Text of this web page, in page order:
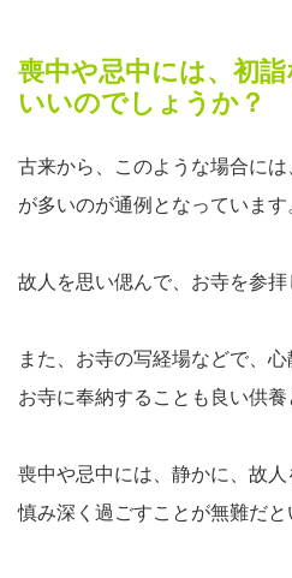
喪中や忌中には、初
いいのでしょうか？
古来から、このような場合に
が多いのが通例となっています
故人を思い偲んで、お寺を参拝
また、お寺の写経場などで、
お寺に奉納することも良い供養
喪中や忌中には、静かに、故人
慎み深く過ごすことが無難だと